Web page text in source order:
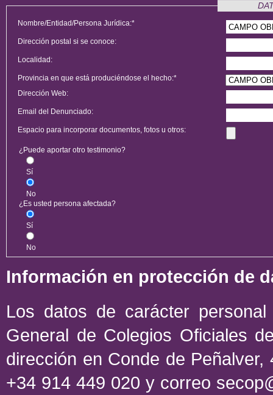
Nombre/Entidad/Persona Jurídica:*
Dirección postal si se conoce:
Localidad:
Provincia en que está produciéndose el hecho:*
Dirección Web:
Email del Denunciado:
Espacio para incorporar documentos, fotos u otros:
¿Puede aportar otro testimonio?
Sí
No
¿Es usted persona afectada?
Sí
No
Información en protección de
Los datos de carácter
General de Colegios Oficiales
dirección en Conde de
+34 914 449 020 y correo